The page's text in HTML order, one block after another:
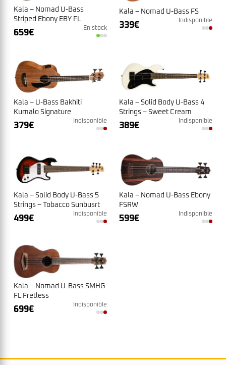
Kala – Nomad U-Bass
Striped Ebony EBY FL
Fretless
659€ En stock
Kala – Nomad U-Bass FS
339€ Indisponible
Kala – U-Bass Bakhiti
Kumalo Signature
379€ Indisponible
Kala – Solid Body U-Bass 4
Strings – Sweet Cream
389€ Indisponible
Kala – Solid Body U-Bass 5
Strings – Tobacco Sunbusrt
499€ Indisponible
Kala – Nomad U-Bass Ebony
FSRW
599€ Indisponible
Kala – Nomad U-Bass SMHG
FL Fretless
699€ Indisponible